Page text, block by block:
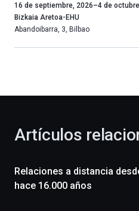
Un
año
más,
celebración
novena
edición
16 de septiembre, 2026–4 de
Bizkaia Aretoa-EHU
Abandoibarra, 3, Bilbao
Artículos
Relaciones a distancia
hace 16.000 años